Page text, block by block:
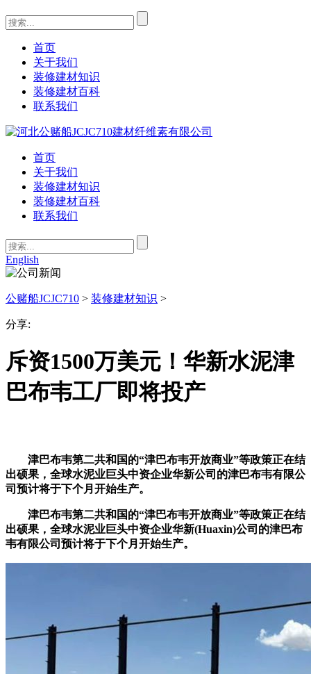
首页
关于我们
装修建材知识
装修建材百科
联系我们
首页
关于我们
装修建材知识
装修建材百科
联系我们
English
公赌船JCJC710 > 装修建材知识 >
分享:
斥资1500万美元！华新水泥津
巴布韦工厂即将投产
津巴布韦第二共和国的“津巴布韦开放商业”等政策正在结
出硕果，全球水泥业巨头中资企业华新公司的津巴布韦有限公
司预计将于下个月开始生产。
津巴布韦第二共和国的“津巴布韦开放商业”等政策正在结
出硕果，全球水泥业巨头中资企业华新(Huaxin)公司的津巴布
韦有限公司预计将于下个月开始生产。